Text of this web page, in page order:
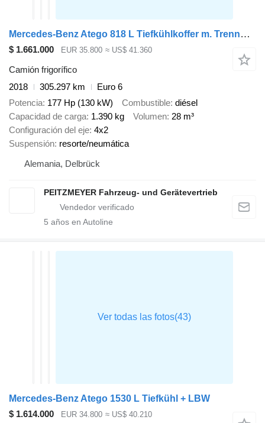
Mercedes-Benz Atego 818 L Tiefkühlkoffer m. Trennwand, Thermo T 800, LBW, Kli
$ 1.661.000 EUR 35.800 ≈ US$ 41.360
Camión frigorífico
2018
305.297 km
Euro 6
Potencia 177 Hp (130 kW) Combustible diésel
Capacidad de carga 1.390 kg Volumen 28 m³
Configuración del eje 4x2
Suspensión resorte/neumática
Alemania, Delbrück
PEITZMEYER Fahrzeug- und Gerätevertrieb
5 años en Autoline
Mercedes-Benz Atego 1530 L Tiefkühl + LBW
$ 1.614.000
EUR 34.800 ≈ US$ 40.210